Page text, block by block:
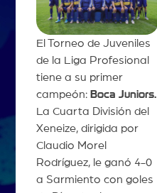
El Torneo de Juveniles
de la Liga Profesional
tiene a su primer
campeón: Boca Juniors.
La Cuarta División del
Xeneize, dirigida por
Claudio Morel
Rodríguez, le ganó 4-0
a Sarmiento con goles